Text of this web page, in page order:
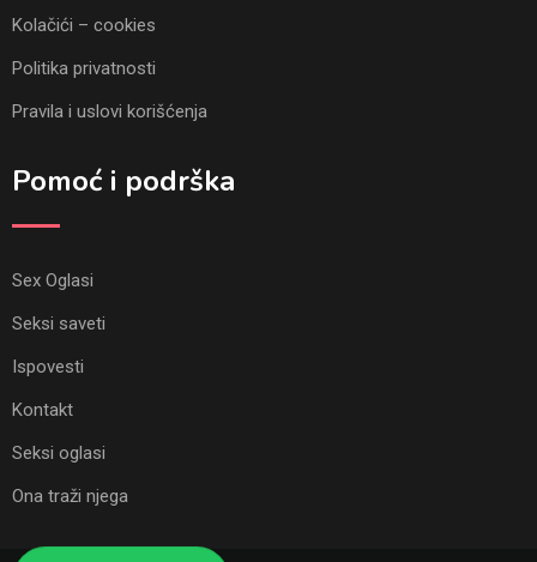
Kolačići – cookies
Politika privatnosti
Pravila i uslovi korišćenja
Pomoć i podrška
Sex Oglasi
Seksi saveti
Ispovesti
Kontakt
Seksi oglasi
Ona traži njega